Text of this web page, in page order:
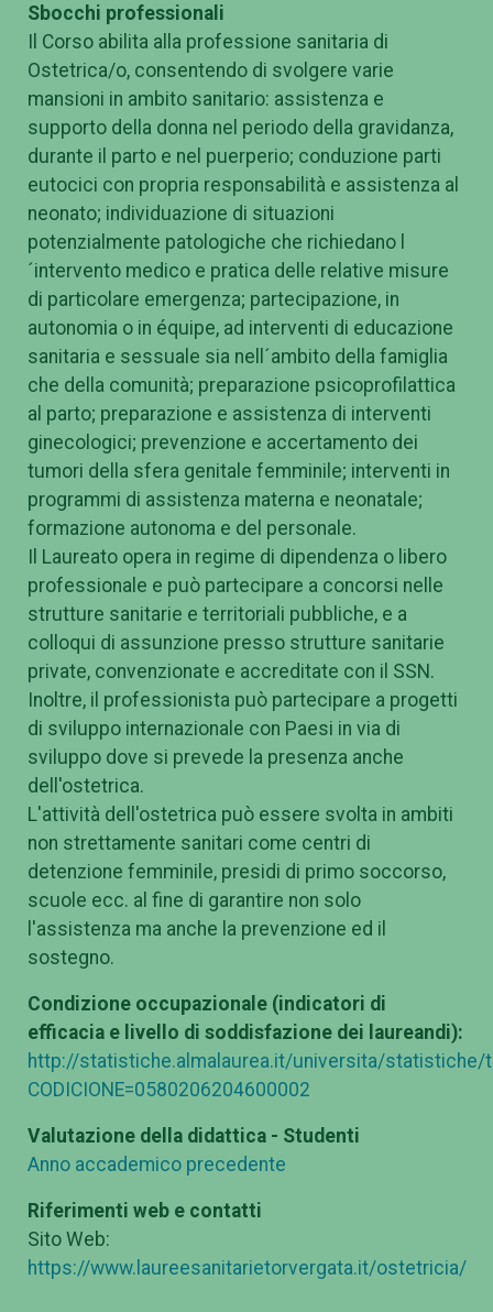
Sbocchi professionali
Il Corso abilita alla professione sanitaria di
Ostetrica/o, consentendo di svolgere varie
mansioni in ambito sanitario: assistenza e
supporto della donna nel periodo della gravidanza,
durante il parto e nel puerperio; conduzione parti
eutocici con propria responsabilità e assistenza al
neonato; individuazione di situazioni
potenzialmente patologiche che richiedano l
´intervento medico e pratica delle relative misure
di particolare emergenza; partecipazione, in
autonomia o in équipe, ad interventi di educazione
sanitaria e sessuale sia nell´ambito della famiglia
che della comunità; preparazione psicoprofilattica
al parto; preparazione e assistenza di interventi
ginecologici; prevenzione e accertamento dei
tumori della sfera genitale femminile; interventi in
programmi di assistenza materna e neonatale;
formazione autonoma e del personale.
Il Laureato opera in regime di dipendenza o libero
professionale e può partecipare a concorsi nelle
strutture sanitarie e territoriali pubbliche, e a
colloqui di assunzione presso strutture sanitarie
private, convenzionate e accreditate con il SSN.
Inoltre, il professionista può partecipare a progetti
di sviluppo internazionale con Paesi in via di
sviluppo dove si prevede la presenza anche
dell'ostetrica.
L'attività dell'ostetrica può essere svolta in ambiti
non strettamente sanitari come centri di
detenzione femminile, presidi di primo soccorso,
scuole ecc. al fine di garantire non solo
l'assistenza ma anche la prevenzione ed il
sostegno.
Condizione occupazionale (indicatori di
efficacia e livello di soddisfazione dei laureandi):
http://statistiche.almalaurea.it/universita/statistiche/
CODICIONE=0580206204600002
Valutazione della didattica - Studenti
Anno accademico precedente
Riferimenti web e contatti
Sito Web:
https://www.laureesanitarietorvergata.it/ostetricia/